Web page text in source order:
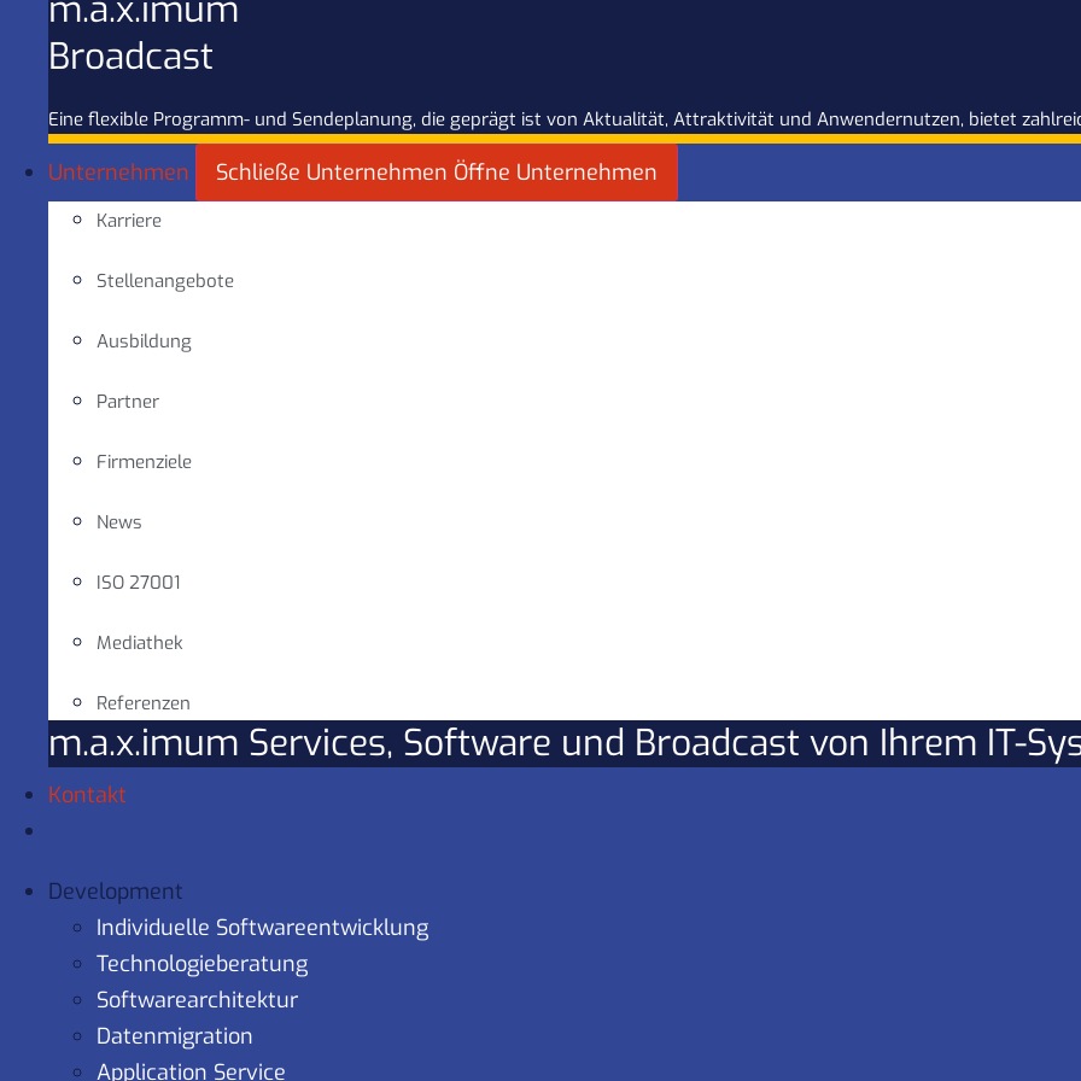
m.a.x.imum
Broadcast
Eine flexible Programm- und Sendeplanung, die geprägt ist von Aktualität, Attraktivität und Anwendernutzen, bietet
Unternehmen Schließe Unternehmen Öffne Unternehmen
Karriere
Stellenangebote
Ausbildung
Partner
Firmenziele
News
ISO 27001
Mediathek
Referenzen
m.a.x.imum Services, Software und Broadcast von Ihrem IT-
Kontakt
Development
Individuelle Softwareentwicklung
Technologieberatung
Softwarearchitektur
Datenmigration
Application Service